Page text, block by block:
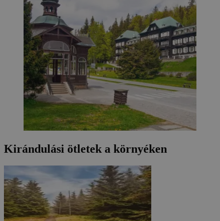
Kirándulási ötletek a környéken